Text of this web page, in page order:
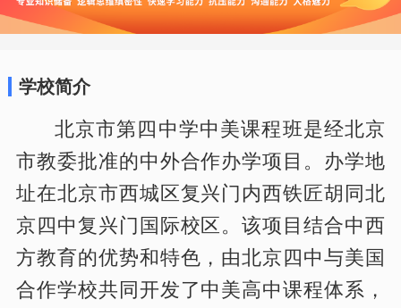
学校简介
北京市第四中学中美课程班是经北京
市教委批准的中外合作办学项目。办学地
址在北京市西城区复兴门内西铁匠胡同北
京四中复兴门国际校区。该项目结合中西
方教育的优势和特色，由北京四中与美国
合作学校共同开发了中美高中课程体系，